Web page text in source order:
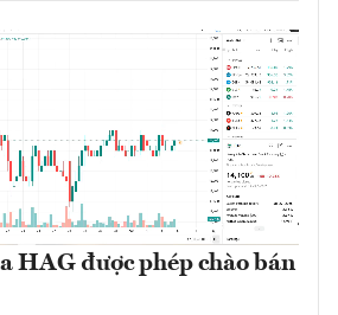
HAG được phép chào bán